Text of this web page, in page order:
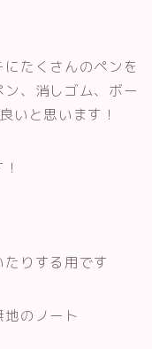
たくさんのペンを
、消しゴム、ボー
いと思います！
りする用です
のノート